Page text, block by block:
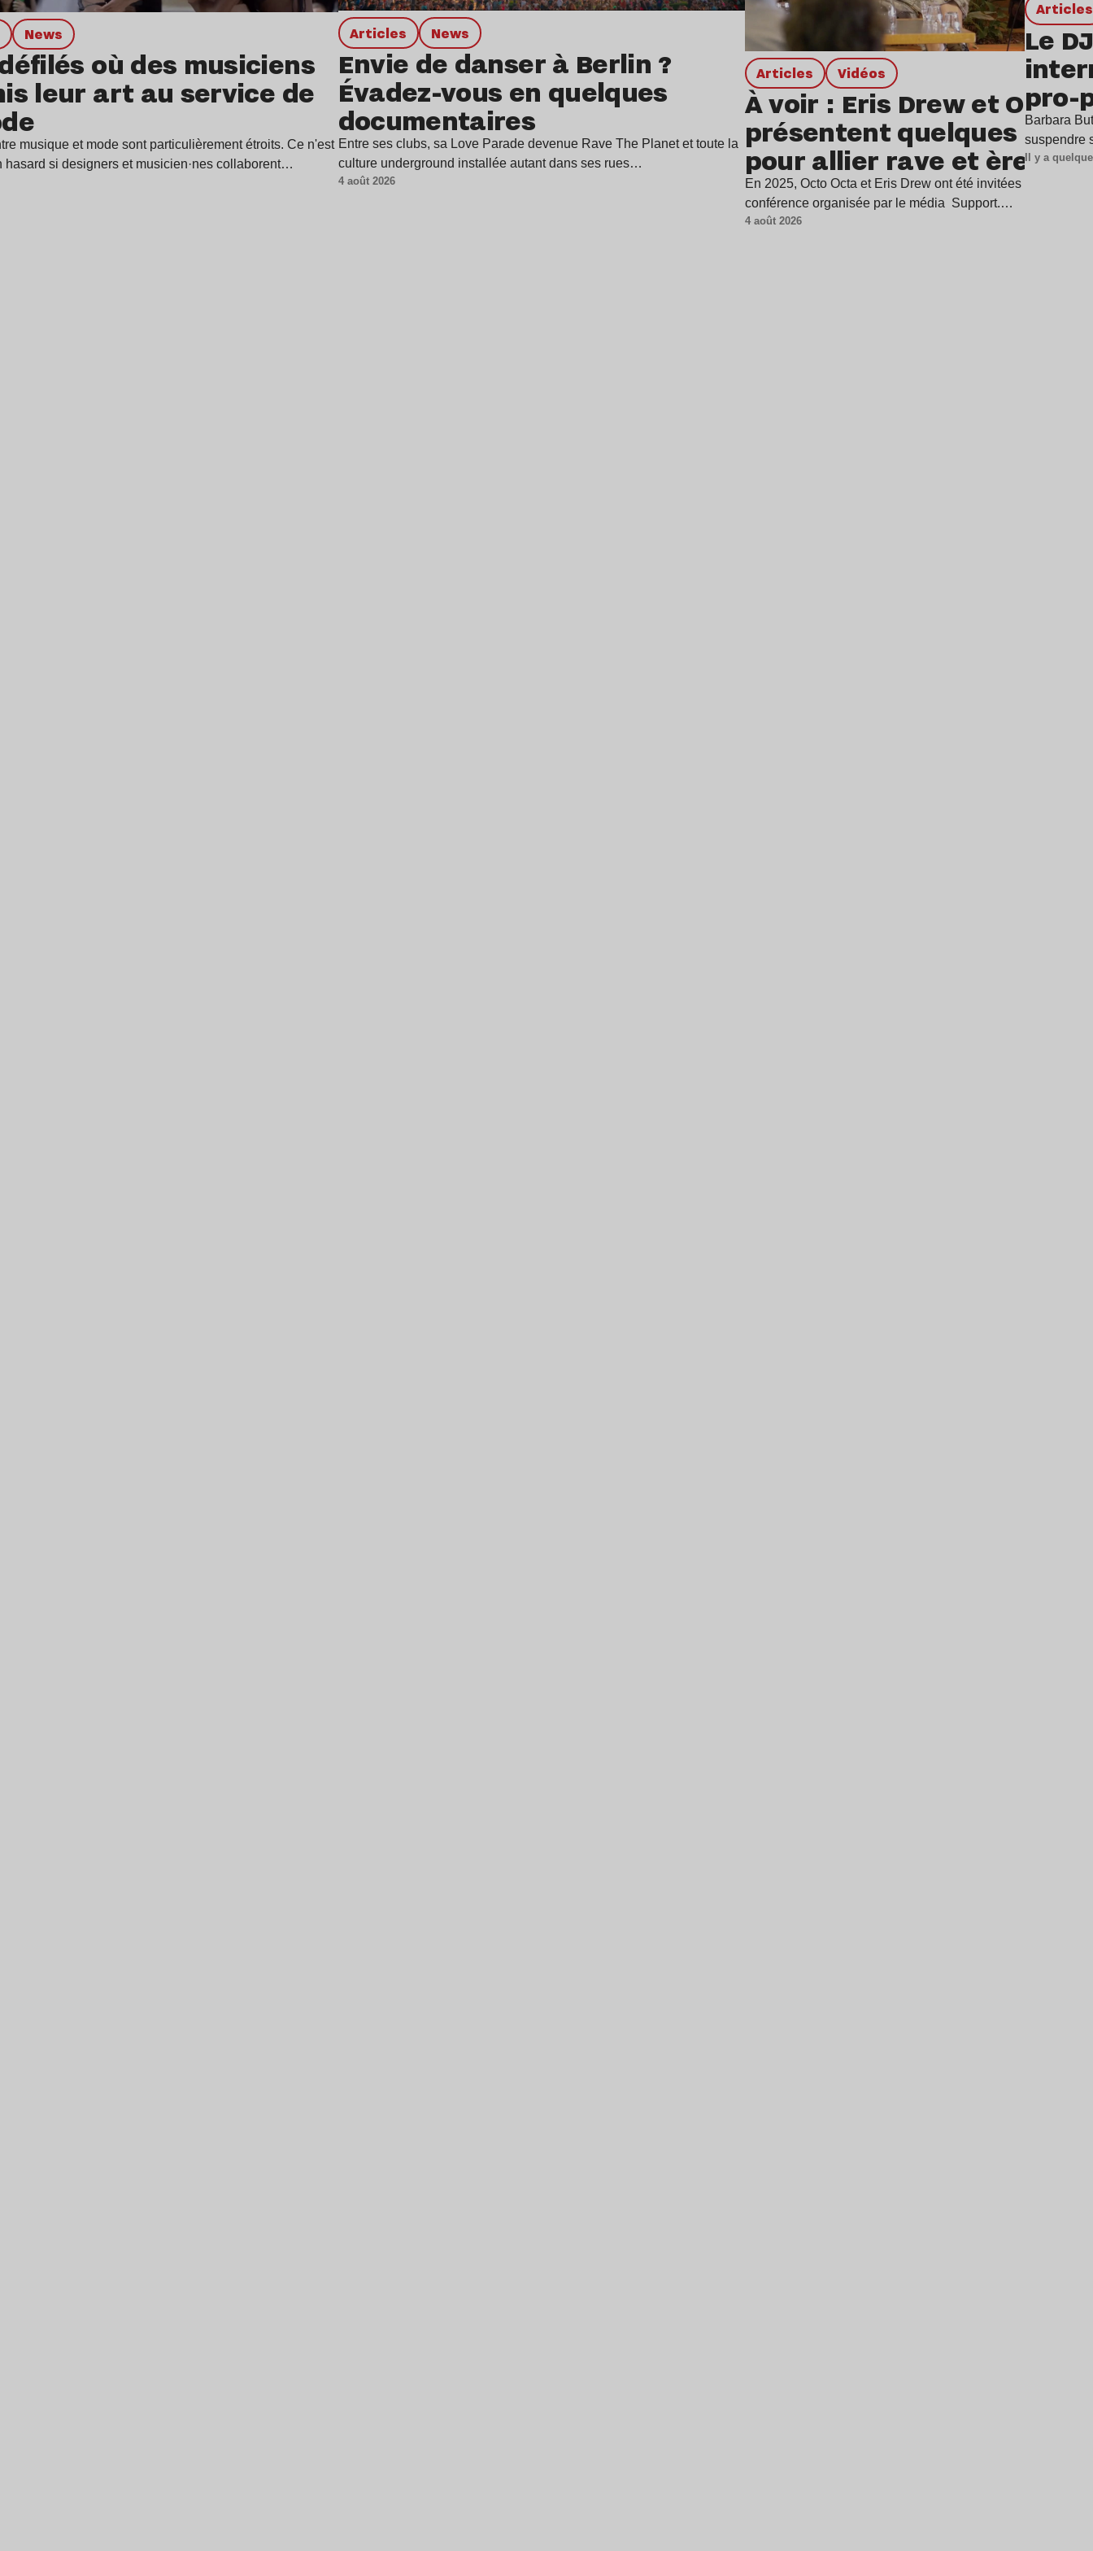
news
où des musiciens
leur art au service de
musique et mode sont particulièrement étroits. Ce n'est
hasard si designers et musicien·nes collaborent…
Articles news
Envie de danser à Berlin ?
Évadez-vous en quelques
documentaires
Entre ses clubs, sa Love Parade devenue Rave The Planet et toute la
culture underground installée autant dans ses rues…
4 août 2026
Articles Vidéos
À voir : Eris Drew et Octo
présentent quelques
pour allier rave et ère des
écrans harmonieusement
En 2025, Octo Octa et Eris Drew ont été invitées à participer
conférence organisée par le média Support.…
4 août 2026
Articles
Le
pro-
Barbara
suspendre
Il y a